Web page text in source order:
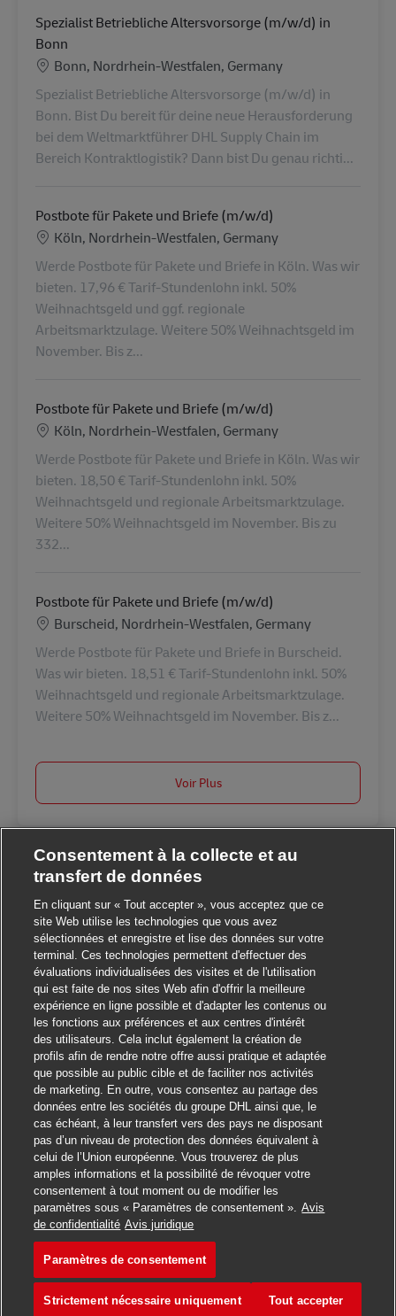
Postuler pour cet emploi
Enregistrer l'emploi
Spezialist Betriebliche Altersvorsorge (m/w/d) in
Bonn
LieuBonn, Nordrhein-Westfalen, Germany
Spezialist Betriebliche Altersvorsorge (m/w/d) in
Bonn. Bist Du bereit für deine neue Herausforderung
bei dem Weltmarktführer DHL Supply Chain im
Bereich Kontraktlogistik? Dann bist Du genau richti...
Postbote für Pakete und Briefe (m/w/d)
LieuKöln, Nordrhein-Westfalen, Germany
Werde Postbote für Pakete und Briefe in Köln. Was wir
bieten. 17,96 € Tarif-Stundenlohn inkl. 50%
Weihnachtsgeld und ggf. regionale
Arbeitsmarktzulage. Weitere 50% Weihnachtsgeld im
November. Bis z...
Postbote für Pakete und Briefe (m/w/d)
LieuKöln, Nordrhein-Westfalen, Germany
Werde Postbote für Pakete und Briefe in Köln. Was wir
bieten. 18,50 € Tarif-Stundenlohn inkl. 50%
Weihnachtsgeld und regionale Arbeitsmarktzulage.
Weitere 50% Weihnachtsgeld im November. Bis zu
332...
Postbote für Pakete und Briefe (m/w/d)
LieuBurscheid, Nordrhein-Westfalen, Germany
Werde Postbote für Pakete und Briefe in Burscheid.
Was wir bieten. 18,51 € Tarif-Stundenlohn inkl. 50%
Weihnachtsgeld und regionale Arbeitsmarktzulage.
Weitere 50% Weihnachtsgeld im November. Bis z...
Voir Plus
Consentement à la collecte et au
transfert de données
En cliquant sur « Tout accepter », vous acceptez que ce
site Web utilise les technologies que vous avez
sélectionnées et enregistre et lise des données sur votre
terminal. Ces technologies permettent d'effectuer des
évaluations individualisées des visites et de l'utilisation
qui est faite de nos sites Web afin d'offrir la meilleure
expérience en ligne possible et d'adapter les contenus ou
les fonctions aux préférences et aux centres d'intérêt
des utilisateurs. Cela inclut également la création de
profils afin de rendre notre offre aussi pratique et adaptée
que possible au public cible et de faciliter nos activités
de marketing. En outre, vous consentez au partage des
données entre les sociétés du groupe DHL ainsi que, le
cas échéant, à leur transfert vers des pays ne disposant
pas d’un niveau de protection des données équivalent à
celui de l’Union européenne. Vous trouverez de plus
amples informations et la possibilité de révoquer votre
consentement à tout moment ou de modifier les
paramètres sous « Paramètres de consentement ». Avis
de confidentialité Avis juridique
Paramètres de consentement
Strictement nécessaire uniquement Tout accepter
Salut ! Ce poste vous intéresse ? Fermer la notification
Je suis intéressé
Trouver des emplois similaires